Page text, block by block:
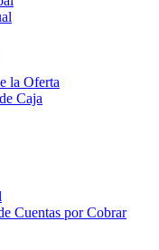
la Oferta
Caja
Cuentas por Cobrar